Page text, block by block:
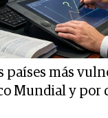
países más
Mundial y por